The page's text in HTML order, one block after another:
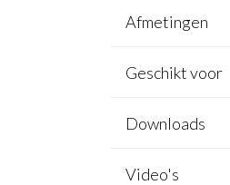
Afmetingen
Geschikt voor
Downloads
Video's